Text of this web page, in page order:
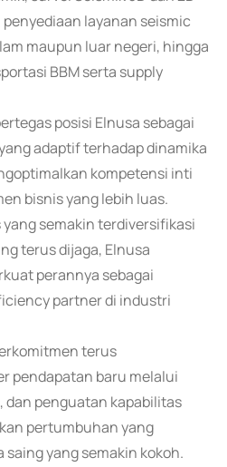
layanan seismic
maupun luar negeri, hingga
BBM serta supply
posisi Elnusa sebagai
adaptif terhadap dinamika
kompetensi inti
bisnis yang lebih luas.
semakin terdiversifikasi
terus dijaga, Elnusa
perannya sebagai
partner di industri
terus
pendapatan baru melalui
dan penguatan kapabilitas
pertumbuhan yang
yang semakin kokoh.